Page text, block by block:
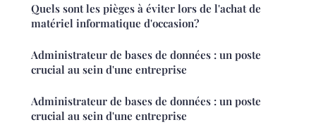
Quels sont les pièges à éviter lors de l'achat de
matériel informatique d'occasion?
Administrateur de bases de données : un poste
crucial au sein d'une entreprise
Administrateur de bases de données : un poste
crucial au sein d'une entreprise